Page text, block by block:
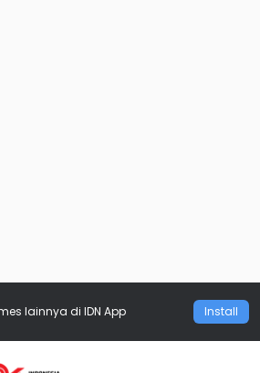
lainnya di IDN App Install